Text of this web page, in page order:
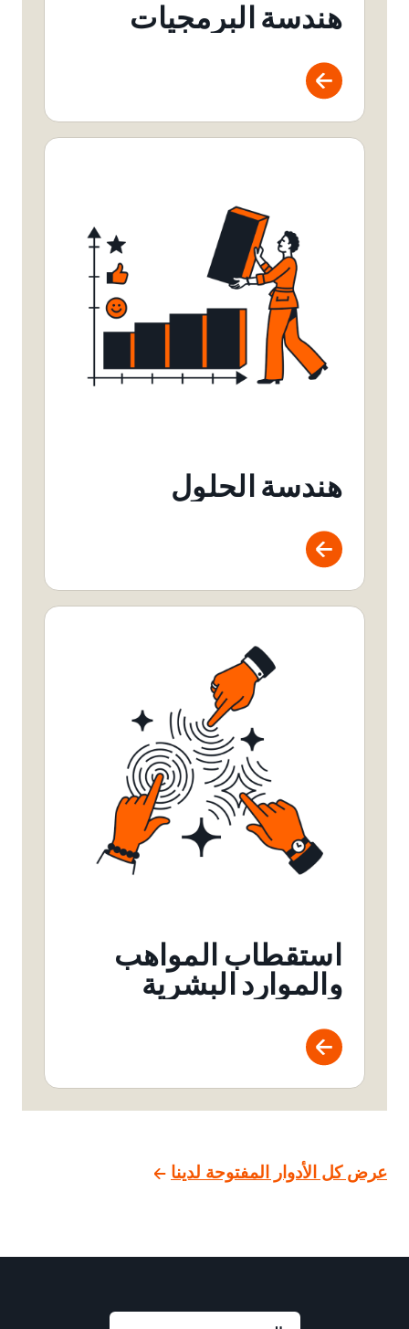
هندسة البرمجيات
هندسة الحلول
استقطاب المواهب
والموارد البشرية
عرض كل الأدوار المفتوحة لدينا